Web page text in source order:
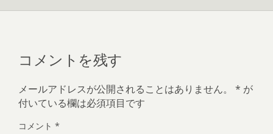
コメントを残す
メールアドレスが公開されることはありません。 * が
付いている欄は必須項目です
コメント *